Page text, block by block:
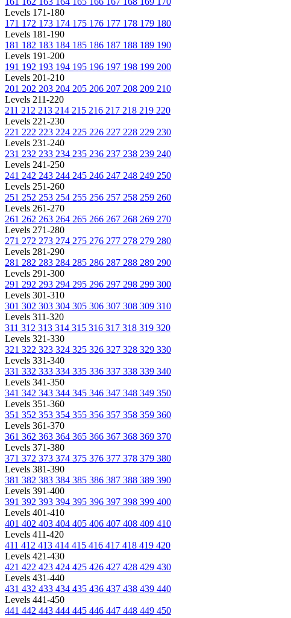
Levels 171-180
171 172 173 174 175 176 177 178 179 180
Levels 181-190
181 182 183 184 185 186 187 188 189 190
Levels 191-200
191 192 193 194 195 196 197 198 199 200
Levels 201-210
201 202 203 204 205 206 207 208 209 210
Levels 211-220
211 212 213 214 215 216 217 218 219 220
Levels 221-230
221 222 223 224 225 226 227 228 229 230
Levels 231-240
231 232 233 234 235 236 237 238 239 240
Levels 241-250
241 242 243 244 245 246 247 248 249 250
Levels 251-260
251 252 253 254 255 256 257 258 259 260
Levels 261-270
261 262 263 264 265 266 267 268 269 270
Levels 271-280
271 272 273 274 275 276 277 278 279 280
Levels 281-290
281 282 283 284 285 286 287 288 289 290
Levels 291-300
291 292 293 294 295 296 297 298 299 300
Levels 301-310
301 302 303 304 305 306 307 308 309 310
Levels 311-320
311 312 313 314 315 316 317 318 319 320
Levels 321-330
321 322 323 324 325 326 327 328 329 330
Levels 331-340
331 332 333 334 335 336 337 338 339 340
Levels 341-350
341 342 343 344 345 346 347 348 349 350
Levels 351-360
351 352 353 354 355 356 357 358 359 360
Levels 361-370
361 362 363 364 365 366 367 368 369 370
Levels 371-380
371 372 373 374 375 376 377 378 379 380
Levels 381-390
381 382 383 384 385 386 387 388 389 390
Levels 391-400
391 392 393 394 395 396 397 398 399 400
Levels 401-410
401 402 403 404 405 406 407 408 409 410
Levels 411-420
411 412 413 414 415 416 417 418 419 420
Levels 421-430
421 422 423 424 425 426 427 428 429 430
Levels 431-440
431 432 433 434 435 436 437 438 439 440
Levels 441-450
441 442 443 444 445 446 447 448 449 450